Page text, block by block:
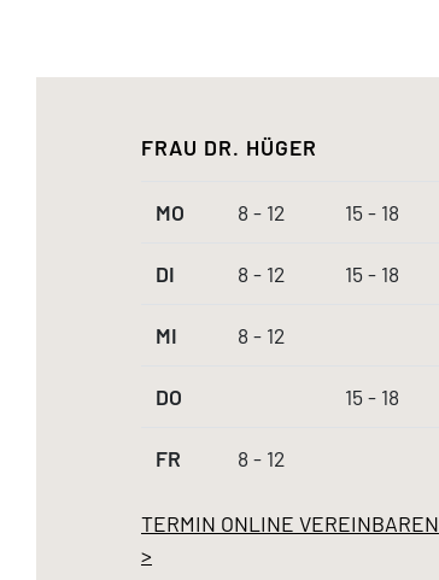
FRAU DR. HÜGER
MO 8 - 12 15 - 18
DI 8 - 12 15 - 18
MI 8 - 12
DO 15 - 18
FR 8 - 12
TERMIN ONLINE VEREINBAREN
>